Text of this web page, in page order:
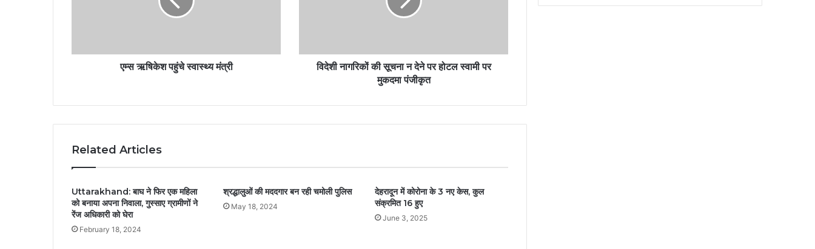
एम्स ऋषिकेश पहुंचे स्वास्थ्य मंत्री
विदेशी नागरिकों की सूचना न देने पर होटल स्वामी पर
मुकदमा पंजीकृत
Related Articles
Uttarakhand: बाघ ने फिर एक महिला
को बनाया अपना निवाला, गुस्साए ग्रामीणों ने
रेंज अधिकारी को घेरा
February 18, 2024
श्रद्धालुओं की मददगार बन रही चमोली पुलिस
May 18, 2024
देहरादून में कोरोना के 3 नए केस, कुल
संक्रमित 16 हुए
June 3, 2025